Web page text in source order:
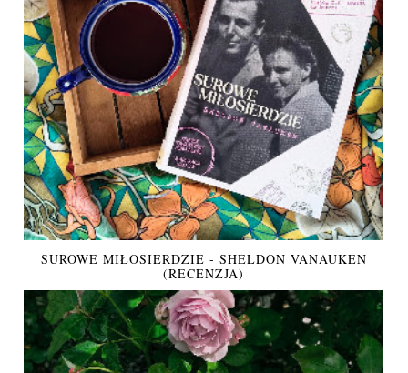
SUROWE MIŁOSIERDZIE - SHELDON VANAUKEN
(RECENZJA)